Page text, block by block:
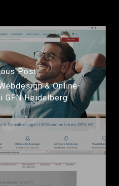
Post
& Online-
GFN Heidelberg